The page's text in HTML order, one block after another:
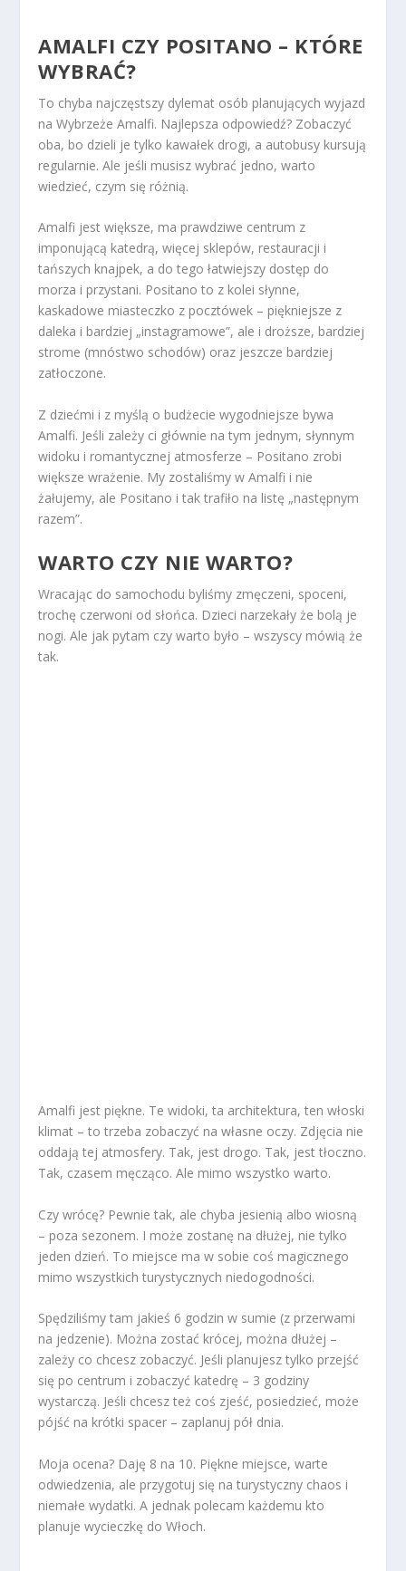
AMALFI CZY POSITANO – KTÓRE
WYBRAĆ?
To chyba najczęstszy dylemat osób planujących wyjazd
na Wybrzeże Amalfi. Najlepsza odpowiedź? Zobaczyć
oba, bo dzieli je tylko kawałek drogi, a autobusy kursują
regularnie. Ale jeśli musisz wybrać jedno, warto
wiedzieć, czym się różnią.
Amalfi jest większe, ma prawdziwe centrum z
imponującą katedrą, więcej sklepów, restauracji i
tańszych knajpek, a do tego łatwiejszy dostęp do
morza i przystani. Positano to z kolei słynne,
kaskadowe miasteczko z pocztówek – piękniejsze z
daleka i bardziej „instagramowe”, ale i droższe, bardziej
strome (mnóstwo schodów) oraz jeszcze bardziej
zatłoczone.
Z dziećmi i z myślą o budżecie wygodniejsze bywa
Amalfi. Jeśli zależy ci głównie na tym jednym, słynnym
widoku i romantycznej atmosferze – Positano zrobi
większe wrażenie. My zostaliśmy w Amalfi i nie
żałujemy, ale Positano i tak trafiło na listę „następnym
razem”.
WARTO CZY NIE WARTO?
Wracając do samochodu byliśmy zmęczeni, spoceni,
trochę czerwoni od słońca. Dzieci narzekały że bolą je
nogi. Ale jak pytam czy warto było – wszyscy mówią że
tak.
Amalfi jest piękne. Te widoki, ta architektura, ten włoski
klimat – to trzeba zobaczyć na własne oczy. Zdjęcia nie
oddają tej atmosfery. Tak, jest drogo. Tak, jest tłoczno.
Tak, czasem męcząco. Ale mimo wszystko warto.
Czy wrócę? Pewnie tak, ale chyba jesienią albo wiosną
– poza sezonem. I może zostanę na dłużej, nie tylko
jeden dzień. To miejsce ma w sobie coś magicznego
mimo wszystkich turystycznych niedogodności.
Spędziliśmy tam jakieś 6 godzin w sumie (z przerwami
na jedzenie). Można zostać krócej, można dłużej –
zależy co chcesz zobaczyć. Jeśli planujesz tylko przejść
się po centrum i zobaczyć katedrę – 3 godziny
wystarczą. Jeśli chcesz też coś zjeść, posiedzieć, może
pójść na krótki spacer – zaplanuj pół dnia.
Moja ocena? Daję 8 na 10. Piękne miejsce, warte
odwiedzenia, ale przygotuj się na turystyczny chaos i
niemałe wydatki. A jednak polecam każdemu kto
planuje wycieczkę do Włoch.